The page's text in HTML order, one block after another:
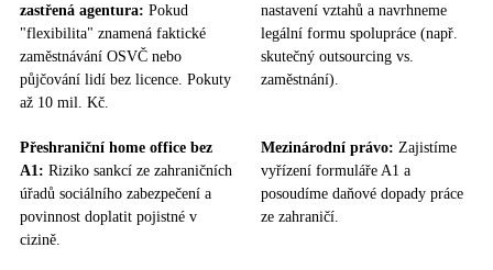
zastřená agentura: Pokud
"flexibilita" znamená faktické
zaměstnávání OSVČ nebo
půjčování lidí bez licence. Pokuty
až 10 mil. Kč.
nastavení vztahů a navrhneme
legální formu spolupráce (např.
skutečný outsourcing vs.
zaměstnání).
Přeshraniční home office bez
A1: Riziko sankcí ze zahraničních
úřadů sociálního zabezpečení a
povinnost doplatit pojistné v
cizině.
Mezinárodní právo: Zajistíme
vyřízení formuláře A1 a
posoudíme daňové dopady práce
ze zahraničí.